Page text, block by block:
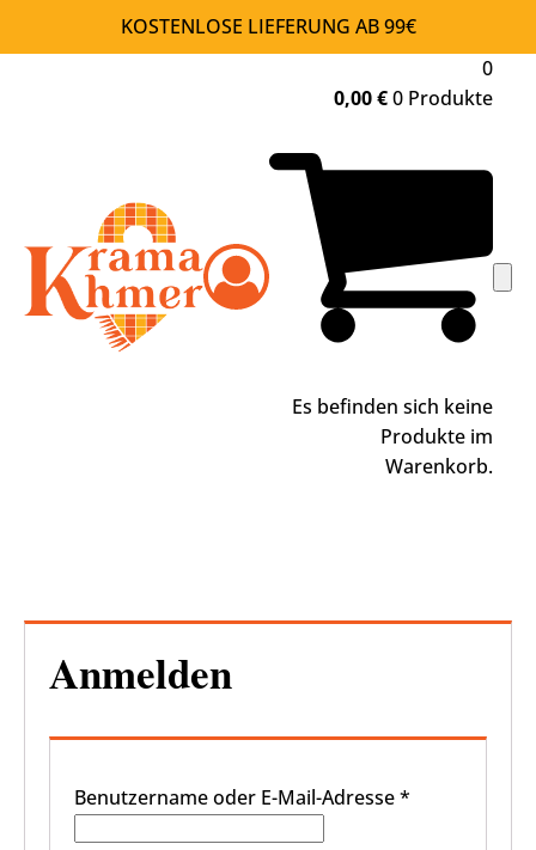
KOSTENLOSE LIEFERUNG AB 99€
0
0,00€0 Produkte
Es befinden sich keine
Produkte im
Warenkorb.
Anmelden
Benutzername oder E-Mail-Adresse*